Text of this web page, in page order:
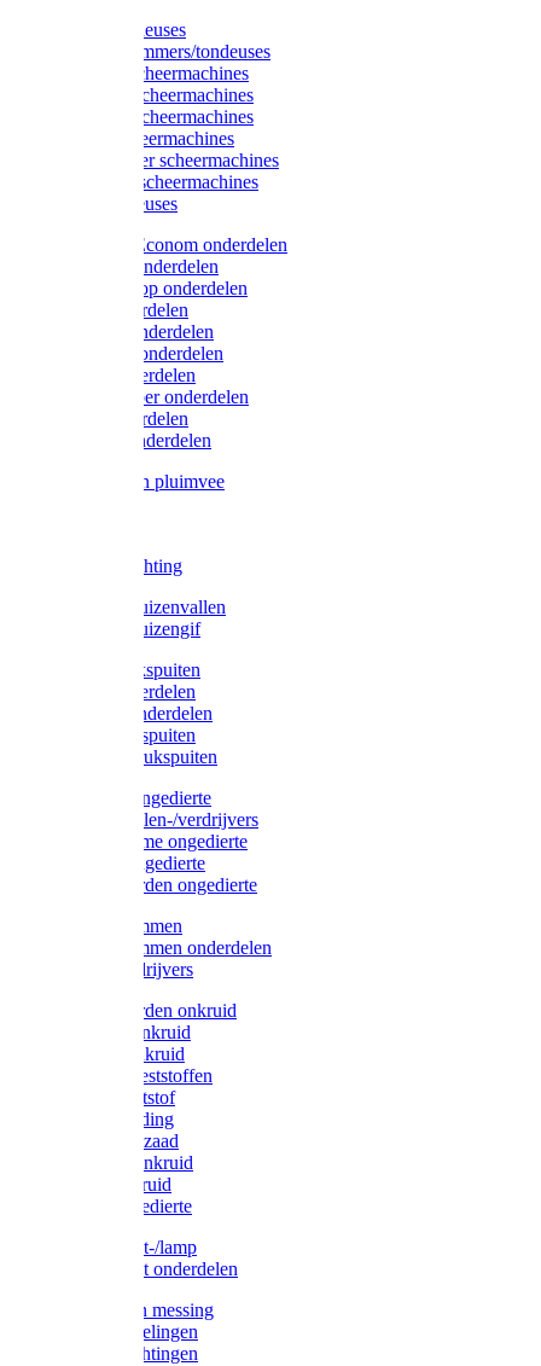
Moser tondeuses
Overige trimmers/tondeuses
Heiniger scheermachines
Hauptner scheermachines
Aesculap scheermachines
Liscop scheermachines
FarmClipper scheermachines
Constanta scheermachines
Wahl tondeuses
Aesculap/Econom onderdelen
Hauptner onderdelen
Lister/Liscop onderdelen
Eider onderdelen
Heiniger onderdelen
Constanta onderdelen
Moser onderdelen
Farm Clipper onderdelen
Oster onderdelen
TailWell onderdelen
Voerbakken pluimvee
LED verlichting
Ratten / Muizenvallen
Ratten / Muizengif
Gloria drukspuiten
Gloria onderdelen
Gardena onderdelen
Dario drukspuiten
Gardena drukspuiten
Diversen ongedierte
Insectenvallen-/verdrijvers
Protect Home ongedierte
Solabiol ongedierte
Protect Garden ongedierte
Mollenklemmen
Mollenklemmen onderdelen
Mollenverdrijvers
Protect Garden onkruid
Diversen onkruid
Solabiol onkruid
Solabiol meststoffen
Pokon meststof
Pokon voeding
Pokon graszaad
Roundup onkruid
Pokon onkruid
Pokon ongedierte
Vliegenkast-/lamp
Vliegenkast onderdelen
Zuigkorven messing
Geka koppelingen
Geka afdichtingen